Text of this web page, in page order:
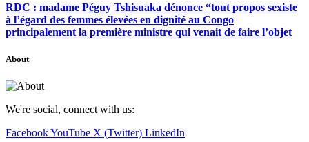
RDC : madame Péguy Tshisuaka dénonce “tout propos sexiste
à l’égard des femmes élevées en dignité au Congo
principalement la première ministre qui venait de faire l’objet
About
We're social, connect with us:
FacebookYouTube X (Twitter) LinkedIn